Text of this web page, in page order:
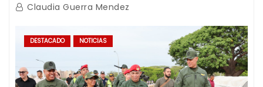
Claudia Guerra Mendez
DESTACADO NOTICIAS